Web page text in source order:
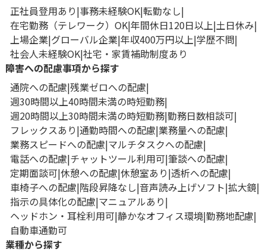
正社員登用あり 事務未経験OK 転勤なし
在宅勤務（テレワーク）OK 年間休日120日以上 土日休み
上場企業 グローバル企業 年収400万円以上 学歴不問
社会人未経験OK 社宅・家賃補助制度あり
障害への配慮事項から探す
通院への配慮 残業ゼロへの配慮
週30時間以上40時間未満の時短勤務
週20時間以上30時間未満の時短勤務 勤務日数相談可
フレックスあり 通勤時間への配慮 業務量への配慮
業務スピードへの配慮 マルチタスクへの配慮
電話への配慮 チャットツール利用可 筆談への配慮
定期面談可 休憩への配慮 休憩室あり 透析への配慮
車椅子への配慮 階段昇降なし 音声読み上げソフト 拡大鏡
指示の具体化の配慮 マニュアルあり
ヘッドホン・耳栓利用可 静かなオフィス環境 勤務地配慮
自動車通勤可
業種から探す